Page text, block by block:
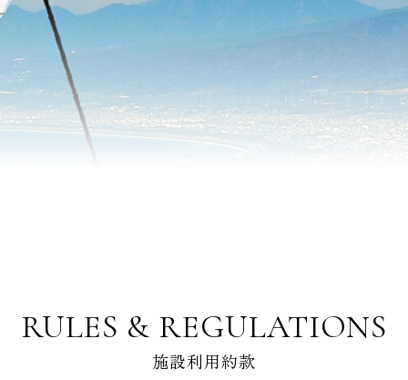
RULES & REGULATIONS
施設利用約款